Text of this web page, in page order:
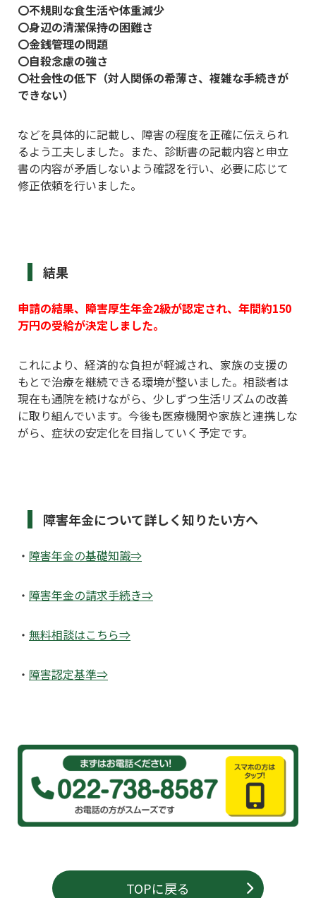
〇不規則な食生活や体重減少
〇身辺の清潔保持の困難さ
〇金銭管理の問題
〇自殺念慮の強さ
〇社会性の低下（対人関係の希薄さ、複雑な手続きが
できない）
などを具体的に記載し、障害の程度を正確に伝えられ
るよう工夫しました。また、診断書の記載内容と申立
書の内容が矛盾しないよう確認を行い、必要に応じて
修正依頼を行いました。
結果
申請の結果、障害厚生年金2級が認定され、年間約150
万円の受給が決定しました。
これにより、経済的な負担が軽減され、家族の支援の
もとで治療を継続できる環境が整いました。相談者は
現在も通院を続けながら、少しずつ生活リズムの改善
に取り組んでいます。今後も医療機関や家族と連携しな
がら、症状の安定化を目指していく予定です。
障害年金について詳しく知りたい方へ
・ 障害年金の基礎知識⇒
・ 障害年金の請求手続き⇒
・ 無料相談はこちら⇒
・ 障害認定基準⇒
TOPに戻る